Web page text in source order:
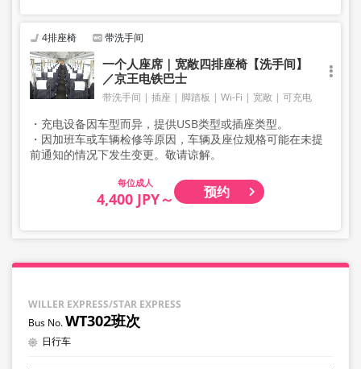
4排座椅 带洗手间
一个人座席｜宽敞四排座椅【洗手间】
／京王电铁巴士
带洗手间 插座 脚踏板 Wi-Fi 宽敞 可充电
・充电设备因车型而异，提供USB类型或插座类型。
・因加班车或车辆检修等原因，车辆及座位规格可能在未提
前通知的情况下发生变更。敬请谅解。
成人
4,400 JPY～ 预约
WILLER EXPRESS/STAR EXPRESS
WT302班次
日行车